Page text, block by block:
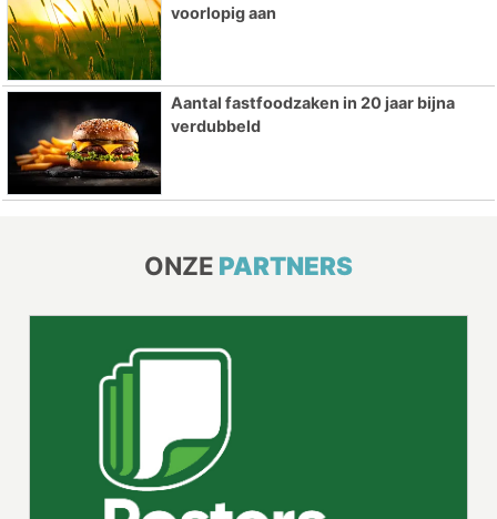
voorlopig aan
Aantal fastfoodzaken in 20 jaar bijna
verdubbeld
ONZE PARTNERS